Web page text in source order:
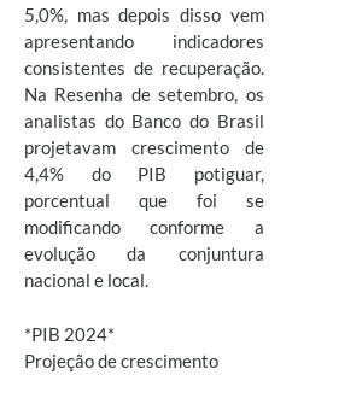
5,0%, mas depois disso vem
apresentando indicadores
consistentes de recuperação.
Na Resenha de setembro, os
analistas do Banco do Brasil
projetavam crescimento de
4,4% do PIB potiguar,
porcentual que foi se
modificando conforme a
evolução da conjuntura
nacional e local.
*PIB 2024*
Projeção de crescimento